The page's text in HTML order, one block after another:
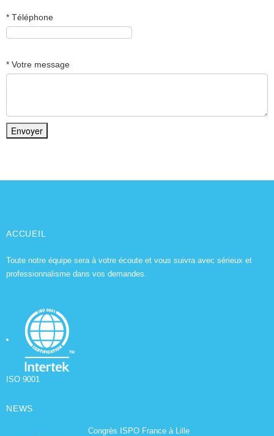
* Téléphone
* Votre message
ACCUEIL
Toute notre équipe sera à votre écoute et vous suivra avec sérieux et
professionnalisme dans vos demandes.
ISO 9001
NEWS
Congrès ISPO France à Lille